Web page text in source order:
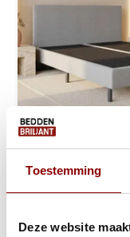
Toestemming
Deze website
Boxspring
Stel zelf samen
Ca. 4 tot 6